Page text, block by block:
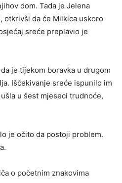
dom. Tada je Jelena
otkrivši da će Milkica uskoro
sreće preplavio je
je tijekom boravka u drugom
Iščekivanje sreće ispunilo im
u šest mjeseci trudnoće,
je očito da postoji problem.
o početnim znakovima